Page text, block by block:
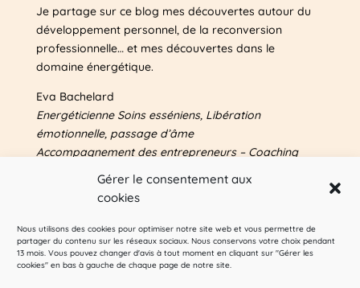
Gérer le consentement aux
cookies
Nous utilisons des cookies pour optimiser notre site web et vous permettre de
partager du contenu sur les réseaux sociaux. Nous conservons votre choix pendant
13 mois. Vous pouvez changer d'avis à tout moment en cliquant sur "Gérer les
cookies" en bas à gauche de chaque page de notre site.
Je partage sur ce blog mes découvertes autour du
développement personnel, de la reconversion
professionnelle… et mes découvertes dans le
domaine énergétique.
Eva Bachelard
Energéticienne Soins esséniens, Libération
émotionnelle, passage d’âme
Accompagnement des entrepreneurs – Coaching
entrepreneuriat : voir A propos
Pour me suivre sur les réseaux sociaux :